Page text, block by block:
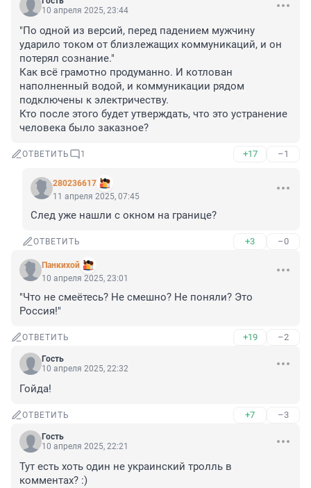
10 апреля 2025, 23:44
"По одной из версий, перед падением мужчину
ударило током от близлежащих коммуникаций, и он
потерял сознание."
Как всё грамотно продуманно. И котлован
наполненный водой, и коммуникации рядом
подключены к электричеству.
Кто после этого будет утверждать, что это устранение
человека было заказное?
ОТВЕТИТЬ 1 +17 –1
280236617
11 апреля 2025, 07:45
След уже нашли с окном на границе?
ОТВЕТИТЬ +3 –0
Панкихой
10 апреля 2025, 23:01
"Что не смеётесь? Не смешно? Не поняли? Это
Россия!"
ОТВЕТИТЬ +19 –2
Гость
10 апреля 2025, 22:32
Гойда!
ОТВЕТИТЬ +7 –3
Гость
10 апреля 2025, 22:21
Тут есть хоть один не украинский тролль в
комментах? :)